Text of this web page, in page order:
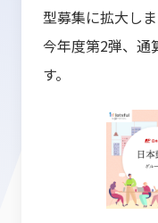
型募集に拡大し
今年度第2弾、通
す。